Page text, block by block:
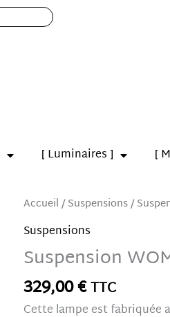
[ Luminaires ] [
Accueil/Suspensions/
Suspensions
Suspension
329,00€TTC
Cette lampe est fabriquée
quantité
Suspension
WOMAN
83,
RIF